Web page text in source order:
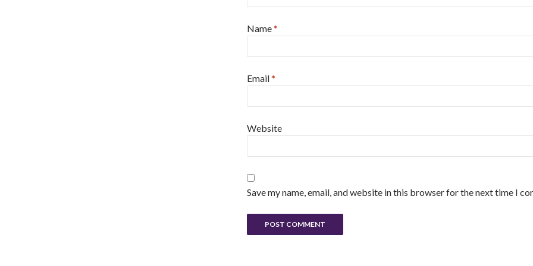
Name*
Email*
Website
Save my name, email, and website in this browser for the next time I